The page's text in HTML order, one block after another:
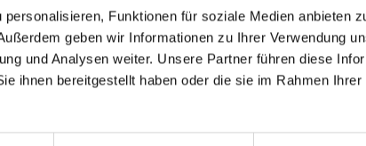
Funktionen für soziale Medien anbieten
geben wir Informationen zu Ihrer Verwendung
und Analysen weiter. Unsere Partner führen diese
ihnen bereitgestellt haben oder die sie im Rahmen Ihrer